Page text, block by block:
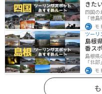
きた
四国の
「徳
光地紹
し、四
す。バ
ださい
モ
ツーリ
島根
番ス
島根県
「北
海と山
ます。
てくだ
モ